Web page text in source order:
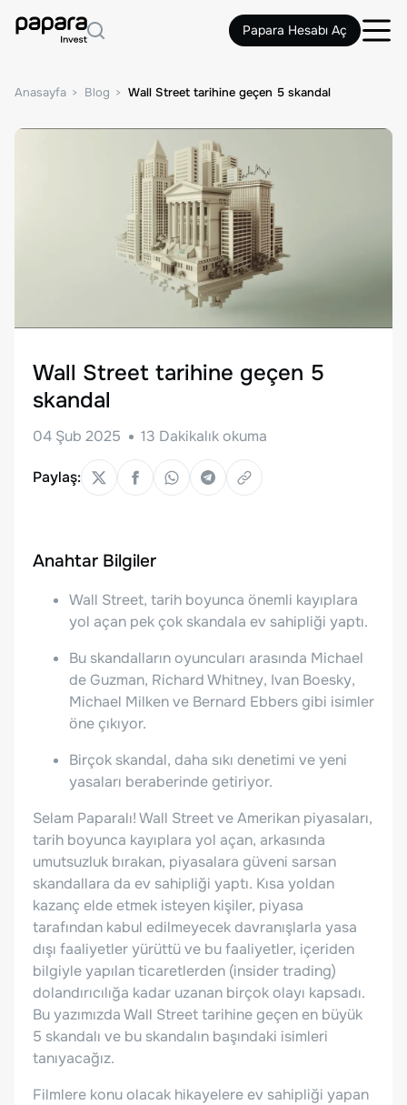
Papara Hesabı Aç
Anasayfa Blog Wall Street tarihine geçen 5 skandal
Wall Street tarihine geçen 5
skandal
04 Şub 2025 13 Dakikalık okuma
Paylaş:
Anahtar Bilgiler
Wall Street, tarih boyunca önemli kayıplara
yol açan pek çok skandala ev sahipliği yaptı.
Bu skandalların oyuncuları arasında Michael
de Guzman, Richard Whitney, Ivan Boesky,
Michael Milken ve Bernard Ebbers gibi isimler
öne çıkıyor.
Birçok skandal, daha sıkı denetimi ve yeni
yasaları beraberinde getiriyor.
Selam Paparalı! Wall Street ve Amerikan piyasaları,
tarih boyunca kayıplara yol açan, arkasında
umutsuzluk bırakan, piyasalara güveni sarsan
skandallara da ev sahipliği yaptı. Kısa yoldan
kazanç elde etmek isteyen kişiler, piyasa
tarafından kabul edilmeyecek davranışlarla yasa
dışı faaliyetler yürüttü ve bu faaliyetler, içeriden
bilgiyle yapılan ticaretlerden (insider trading)
dolandırıcılığa kadar uzanan birçok olayı kapsadı.
Bu yazımızda Wall Street tarihine geçen en büyük
5 skandalı ve bu skandalın başındaki isimleri
tanıyacağız.
Filmlere konu olacak hikayelere ev sahipliği yapan